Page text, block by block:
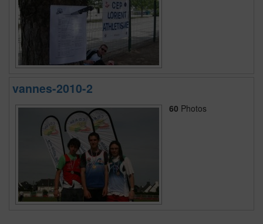
vannes-2010-2
60 Photos